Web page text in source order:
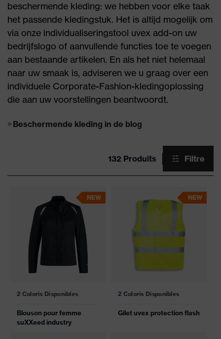
beschermende kleding: we hebben voor elke taak
het passende kledingstuk. Het is altijd mogelijk om
via onze individualiseringstool uvex add-on uw
bedrijfslogo of aanvullende functies toe te voegen
aan bestaande artikelen. En als het niet helemaal
naar uw smaak is, adviseren we u graag over een
individuele Corporate-Fashion-kledingoplossing
die aan uw voorstellingen beantwoordt.
Beschermende kleding in de blog
132 Produits Filtre
NEW
2 Coloris Disponibles
Blouson pour femme
suXXeed industry
NEW
2 Coloris Disponibles
Gilet uvex protection flash